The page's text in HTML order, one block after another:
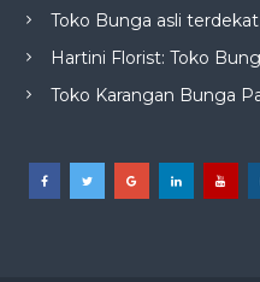
Toko Bunga asli
Hartini Florist: Toko
Toko Karangan Bunga